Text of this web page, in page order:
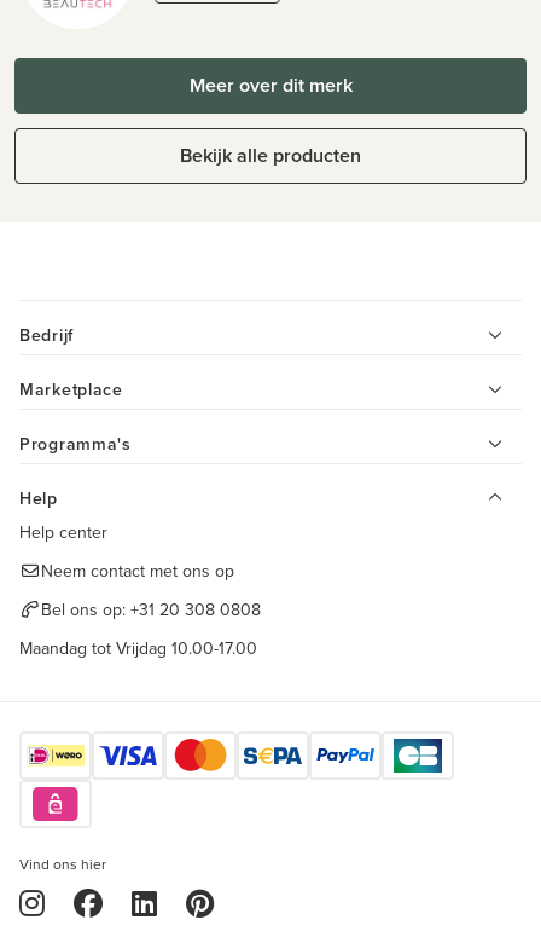
Meer over dit merk
Bekijk alle producten
Bedrijf
Marketplace
Programma's
Help
Help center
Neem contact met ons op
Bel ons op: +31 20 308 0808
Maandag tot Vrijdag 10.00-17.00
Vind ons hier